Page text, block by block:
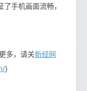
手机画面流畅，
多，请关新经网
)